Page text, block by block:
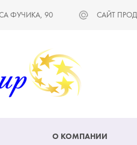
ФУЧИКА, 90 САЙТ
О КОМПАНИИ